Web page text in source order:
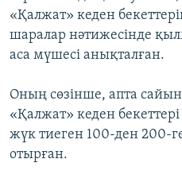
«Қалжат» кеден
шаралар нәтижесінде
аса мүшесі анықталған.
Оның сөзінше, апта
«Қалжат» кеден
жүк тиеген 100-ден 200-
отырған.